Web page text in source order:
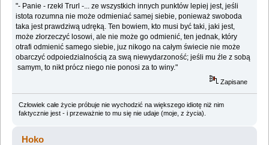
"- Panie - rzekł Trurl -... ze wszystkich innych punktów lepiej jest, jeśli
istota rozumna nie może odmieniać samej siebie, ponieważ swoboda
taka jest prawdziwą udręką. Ten bowiem, kto musi być taki, jaki jest,
może złorzeczyć losowi, ale nie może go odmienić, ten jednak, który
otrafi odmienić samego siebie, juz nikogo na całym świecie nie może
obarczyć odpoiedzialnością za swą niewydarzoność; jeśli mu źle z sobą
samym, to nikt prócz niego nie ponosi za to winy."
Zapisane
Człowiek całe życie próbuje nie wychodzić na większego idiotę niż nim
faktycznie jest - i przeważnie to mu się nie udaje (moje, z życia).
Hoko